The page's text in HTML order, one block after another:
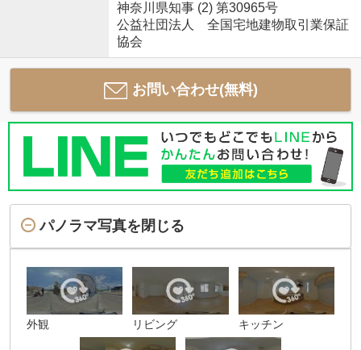
神奈川県知事 (2) 第30965号
公益社団法人 全国宅地建物取引業保証
協会
お問い合わせ(無料)
パノラマ写真を閉じる
外観 リビング キッチン